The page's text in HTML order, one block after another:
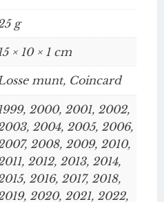
g
15 × 10 × 1 cm
munt, Coincard
1999, 2000, 2001, 2002,
2004, 2005, 2006,
2008, 2009, 2010,
2012, 2013, 2014,
2016, 2017, 2018,
2020, 2021, 2022,